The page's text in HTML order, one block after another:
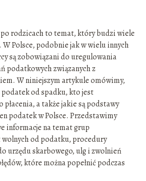
rodzicach to temat, który budzi wiele
Polsce, podobnie jak w wielu innych
są zobowiązani do uregulowania
podatkowych związanych z
W niniejszym artykule omówimy,
podatek od spadku, kto jest
płacenia, a także jakie są podstawy
podatek w Polsce. Przedstawimy
informacje na temat grup
od podatku, procedury
urzędu skarbowego, ulg i zwolnień
które można popełnić podczas